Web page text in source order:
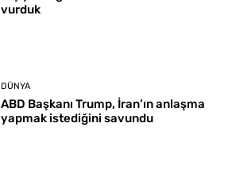
vurduk
DÜNYA
ABD Başkanı Trump, İran’ın anlaşma
yapmak istediğini savundu